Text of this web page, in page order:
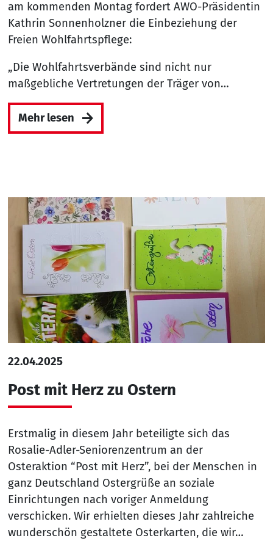
am kommenden Montag fordert AWO-Präsidentin
Kathrin Sonnenholzner die Einbeziehung der
Freien Wohlfahrtspflege:
„Die Wohlfahrtsverbände sind nicht nur
maßgebliche Vertretungen der Träger von…
Mehr lesen
22.04.2025
Post mit Herz zu Ostern
Erstmalig in diesem Jahr beteiligte sich das
Rosalie-Adler-Seniorenzentrum an der
Osteraktion “Post mit Herz”, bei der Menschen in
ganz Deutschland Ostergrüße an soziale
Einrichtungen nach voriger Anmeldung
verschicken. Wir erhielten dieses Jahr zahlreiche
wunderschön gestaltete Osterkarten, die wir…